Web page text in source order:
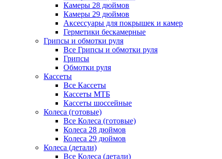
Камеры 28 дюймов
Камеры 29 дюймов
Аксессуары для покрышек и камер
Герметики бескамерные
Грипсы и обмотки руля
Все Грипсы и обмотки руля
Грипсы
Обмотки руля
Кассеты
Все Кассеты
Кассеты МТБ
Кассеты шоссейные
Колеса (готовые)
Все Колеса (готовые)
Колеса 28 дюймов
Колеса 29 дюймов
Колеса (детали)
Все Колеса (детали)